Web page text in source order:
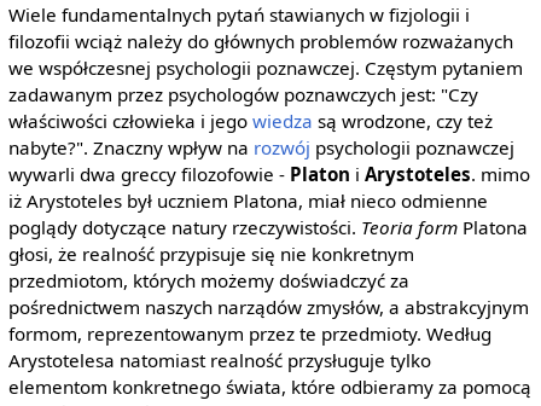
Wiele fundamentalnych pytań stawianych w fizjologii i
filozofii wciąż należy do głównych problemów rozważanych
we współczesnej psychologii poznawczej. Częstym pytaniem
zadawanym przez psychologów poznawczych jest: "Czy
właściwości człowieka i jego wiedza są wrodzone, czy też
nabyte?". Znaczny wpływ na rozwój psychologii poznawczej
wywarli dwa greccy filozofowie - Platon i Arystoteles. mimo
iż Arystoteles był uczniem Platona, miał nieco odmienne
poglądy dotyczące natury rzeczywistości. Teoria formPlatona
głosi, że realność przypisuje się nie konkretnym
przedmiotom, których możemy doświadczyć za
pośrednictwem naszych narządów zmysłów, a abstrakcyjnym
formom, reprezentowanym przez te przedmioty. Według
Arystotelesa natomiast realność przysługuje tylko
elementom konkretnego świata, które odbieramy za pomocą